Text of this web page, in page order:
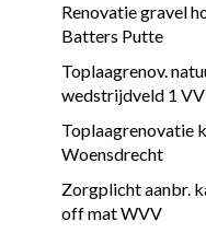
Renovatie gravel
Batters Putte
Toplaagrenov.
wedstrijdveld 1
Toplaagrenovatie
Woensdrecht
Zorgplicht aanbr.
off mat WVV